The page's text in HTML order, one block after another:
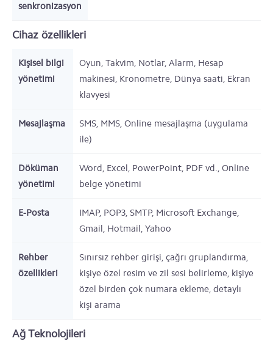
senkronizasyon
Cihaz özellikleri
Kişisel bilgi
yönetimi
Oyun, Takvim, Notlar, Alarm, Hesap
makinesi, Kronometre, Dünya saati, Ekran
klavyesi
Mesajlaşma
SMS, MMS, Online mesajlaşma (uygulama
ile)
Döküman
yönetimi
Word, Excel, PowerPoint, PDF vd., Online
belge yönetimi
E-Posta
IMAP, POP3, SMTP, Microsoft Exchange,
Gmail, Hotmail, Yahoo
Rehber
özellikleri
Sınırsız rehber girişi, çağrı gruplandırma,
kişiye özel resim ve zil sesi belirleme, kişiye
özel birden çok numara ekleme, detaylı
kişi arama
Ağ Teknolojileri